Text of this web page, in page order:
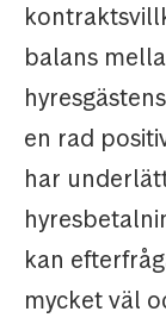
balans
en rad
har
kan
mycket väl